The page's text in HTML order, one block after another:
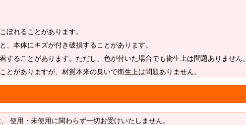
ぼれることがあります。
本体にキズが付き破損することがあります。
することがあります。ただし、色が付いた場合でも衛生上は問題ありません。
とがありますが、材質本来の臭いで衛生上は問題ありません。
使用・未使用に関わらず一切お受けいたしません。